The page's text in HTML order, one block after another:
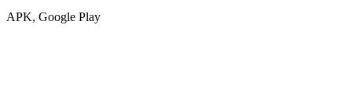
APK, Google Play